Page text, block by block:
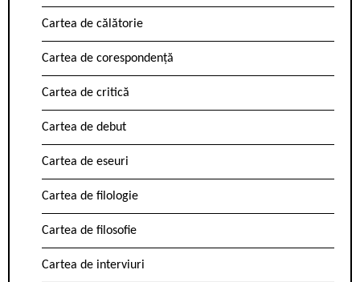
Cartea de călătorie
Cartea de corespondență
Cartea de critică
Cartea de debut
Cartea de eseuri
Cartea de filologie
Cartea de filosofie
Cartea de interviuri